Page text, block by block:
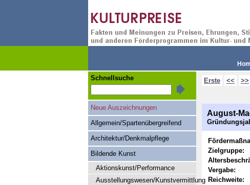
Erste << >>
August-
Zielgruppe:
Vergabe:
Reichweite:
Schnellsuche
Neue Auszeichnungen
Allgemein/Spartenübergreifend
Architektur/Denkmalpflege
Bildende Kunst
Aktionskunst/Performance
Ausstellungswesen/Kunstvermittlung